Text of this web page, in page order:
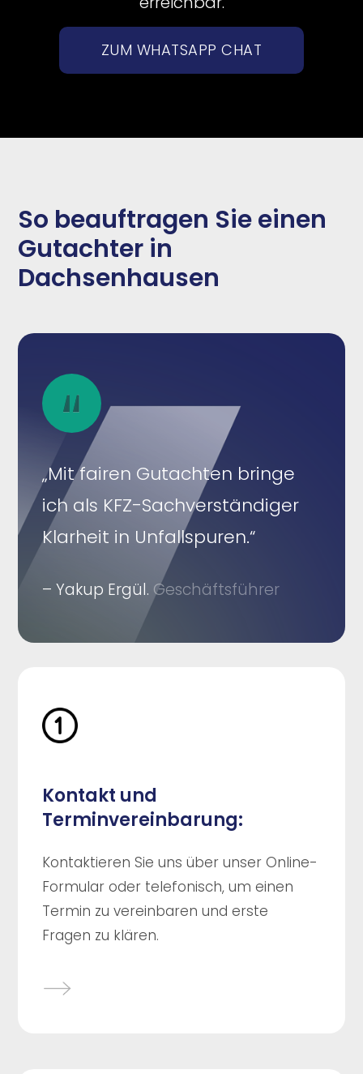
ZUM WHATSAPP CHAT
So beauftragen Sie einen
Gutachter in
Dachsenhausen
„Mit fairen Gutachten bringe
ich als KFZ-Sachverständiger
Klarheit in Unfallspuren.“
– Yakup Ergül. Geschäftsführer
Kontakt und
Terminvereinbarung:
Kontaktieren Sie uns über unser Online-
Formular oder telefonisch, um einen
Termin zu vereinbaren und erste
Fragen zu klären.